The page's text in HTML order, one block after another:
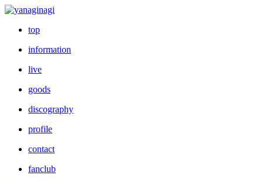
top
information
live
goods
discography
profile
contact
fanclub